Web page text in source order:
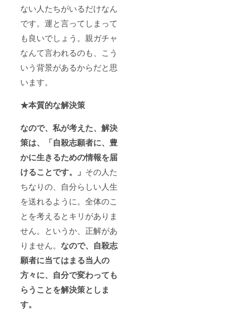
ない人たちがいるだけなん
です。運と言ってしまって
も良いでしょう。親ガチャ
なんて言われるのも、こう
いう背景があるからだと思
います。
★本質的な解決策
なので、私が考えた、解決
策は、「自殺志願者に、豊
かに生きるための情報を届
けることです。」 その人た
ちなりの、自分らしい人生
を送れるように。全体のこ
とを考えるとキリがありま
せん。というか、正解があ
りません。 なので、自殺志
願者に当てはまる当人の
方々に、自分で変わっても
らうことを解決策としま
す。